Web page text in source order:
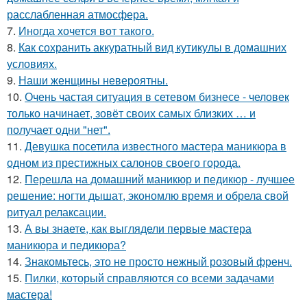
расслабленная атмосфера.
7. Иногда хочется вот такого.
8. Как сохранить аккуратный вид кутикулы в домашних
условиях.
9. Наши женщины невероятны.
10. Очень частая ситуация в сетевом бизнесе - человек
только начинает, зовёт своих самых близких … и
получает одни "нет".
11. Девушка посетила известного мастера маникюра в
одном из престижных салонов своего города.
12. Перешла на домашний маникюр и педикюр - лучшее
решение: ногти дышат, экономлю время и обрела свой
ритуал релаксации.
13. А вы знаете, как выглядели первые мастера
маникюра и педикюра?
14. Знакомьтесь, это не просто нежный розовый френч.
15. Пилки, который справляются со всеми задачами
мастера!